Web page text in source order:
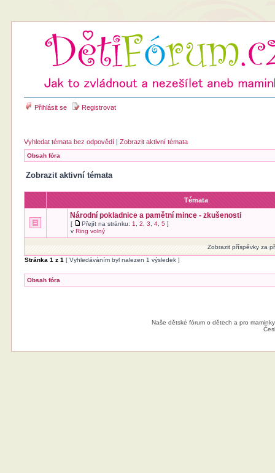
Přihlásit se Registrovat
Vyhledat témata bez odpovědí |Zobrazit aktivní témata
Obsah fóra
Zobrazit aktivní témata
Témata
Národní pokladnice a pamětní mince - zkušenosti
[ Přejít na stránku: 1 ,2 ,3 ,4 ,5 ]
vRing volný
Zobrazit příspěvky za
Stránka1 z1 [ Vyhledáváním byl nalezen 1 výsledek ]
Obsah fóra
Naše dětské fórum o dětech a pro